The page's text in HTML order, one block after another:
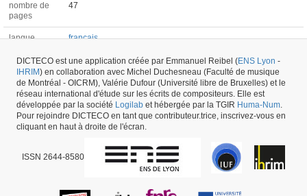
nombre de
pages
47
langue
français
compositeur Michel Corrette (1707-1795)
Ouvrage #2053 -dernière mise à jour 02/10/2019, créé le 08/11/2016 par
Emmanuel Reibel
DICTECO est une application créée par Emmanuel Reibel (ENS Lyon -
IHRIM) en collaboration avec Michel Duchesneau (Faculté de musique
de Montréal - OICRM), Valérie Dufour (Université libre de Bruxelles) et le
réseau international d'étude sur les écrits de compositeurs. Elle est
développée par la société Logilab et hébergée par la TGIR Huma-Num.
Pour rejoindre DICTECO en tant que contributeur.trice, inscrivez-vous en
cliquant en haut à droite de l'écran.
ISSN 2644-8580